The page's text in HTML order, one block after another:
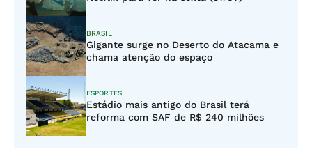
BRASIL
Gigante surge no Deserto do Atacama e
chama atenção do espaço
ESPORTES
Estádio mais antigo do Brasil terá
reforma com SAF de R$ 240 milhões